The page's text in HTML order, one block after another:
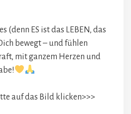
(denn ES ist das LEBEN, das
bewegt – und fühlen
mit ganzem Herzen und
auf das Bild klicken>>>